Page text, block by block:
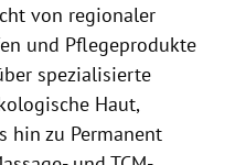
von regionaler
und Pflegeprodukte
spezialisierte
Haut,
hin zu Permanent